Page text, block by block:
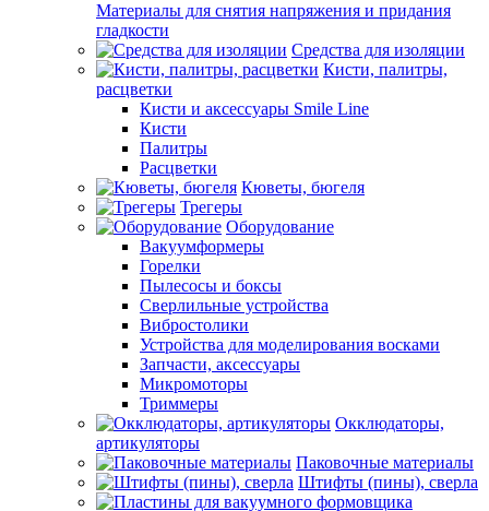
Материалы для снятия напряжения и придания
гладкости
Средства для изоляции
Кисти, палитры,
расцветки
Кисти и аксессуары Smile Line
Кисти
Палитры
Расцветки
Кюветы, бюгеля
Трегеры
Оборудование
Вакуумформеры
Горелки
Пылесосы и боксы
Сверлильные устройства
Вибростолики
Устройства для моделирования восками
Запчасти, аксессуары
Микромоторы
Триммеры
Окклюдаторы,
артикуляторы
Паковочные материалы
Штифты (пины), сверла